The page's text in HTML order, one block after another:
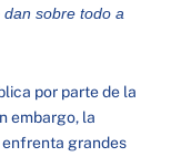
sobre todo a
por parte de la
embargo, la
grandes